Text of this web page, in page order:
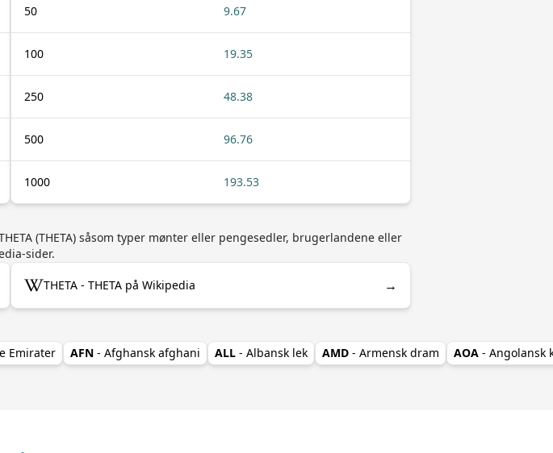
50 9.67
100 19.35
250 48.38
500 96.76
1000 193.53
(THETA) såsom typer mønter eller pengesedler, brugerlandene eller
sider.
THETA - THETA på Wikipedia →
Emirater AFN - Afghansk afghani ALL - Albansk lek AMD - Armensk dram AOA - Angolansk